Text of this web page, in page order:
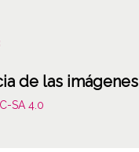
de las imágenes
SA 4.0